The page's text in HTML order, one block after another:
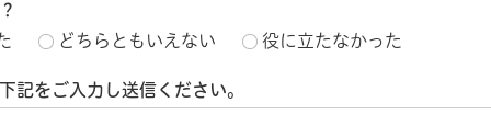
どちらともいえない 役に立たなかった
記をご入力し送信ください。